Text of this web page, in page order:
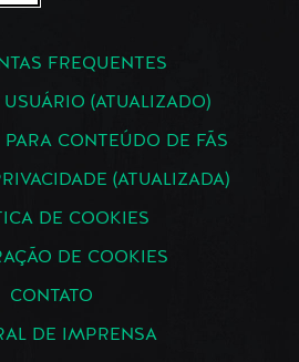
FREQUENTES
(ATUALIZADO)
PARA CONTEÚDO DE FÃS
(ATUALIZADA)
DE COOKIES
DE COOKIES
CONTATO
DE IMPRENSA